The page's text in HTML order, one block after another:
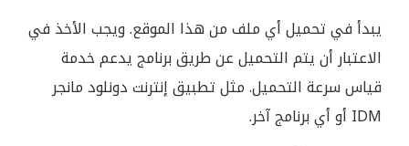
يبدأ في تحميل أي ملف من هذا الموقع. ويجب الأخذ في
الاعتبار أن يتم التحميل عن طريق برنامج يدعم خدمة
قياس سرعة التحميل. مثل تطبيق إنترنت دونلود مانجر
IDM أو أي برنامج آخر.